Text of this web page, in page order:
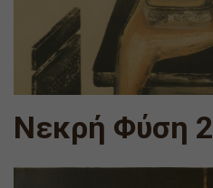
Νεκρή Φύση 2